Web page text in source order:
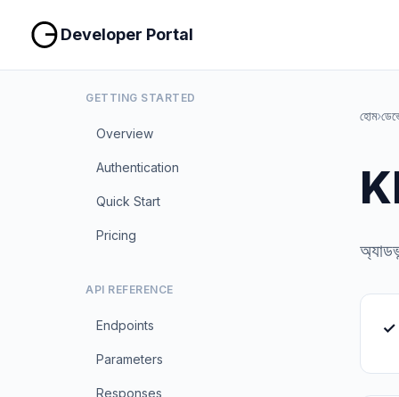
Developer Portal
GETTING STARTED
Overview
Authentication
Quick Start
Pricing
API REFERENCE
Endpoints
Parameters
Responses
হোম›
✓